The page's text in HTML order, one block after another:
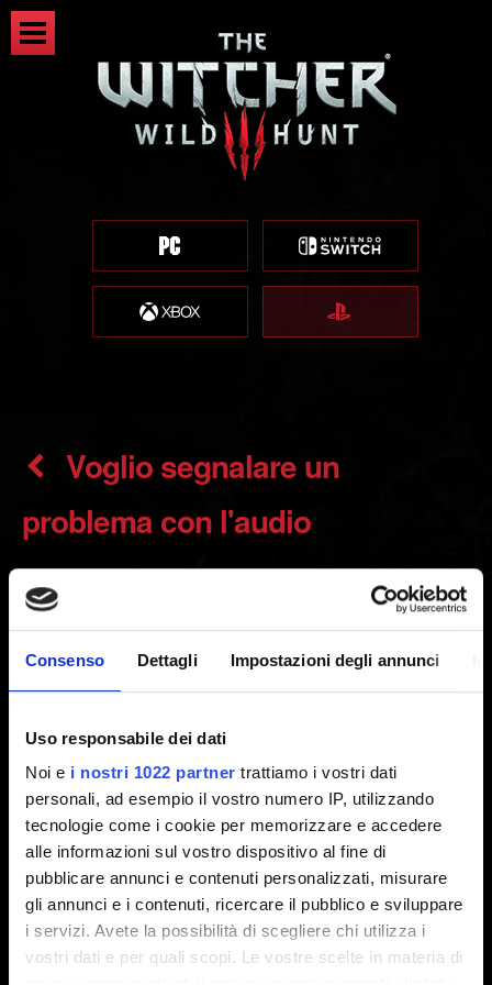
Consenso Dettagli Impostazioni degli annunci
Uso responsabile dei dati
Noi e i nostri 1022 partner trattiamo i vostri dati
personali, ad esempio il vostro numero IP, utilizzando
tecnologie come i cookie per memorizzare e accedere
alle informazioni sul vostro dispositivo al fine di
pubblicare annunci e contenuti personalizzati, misurare
gli annunci e i contenuti, ricercare il pubblico e sviluppare
i servizi. Avete la possibilità di scegliere chi utilizza i
vostri dati e per quali scopi. Le vostre scelte in materia di
Voglio segnalare un
problema con l'audio
Creato 5 anni fa Aggiornato 4 mesi fa
Spegni la tua console. Non attivare la Modalità riposo.
Attendi che le spie della PlayStation si spengano
Attendi almeno 2 minuti.
Ricollega il cavo di alimentazione alla PlayStation e
accendi la console.
Se i passi sopra descritti non risolvono il problema,
contattaci usando il pulsante sottostante.